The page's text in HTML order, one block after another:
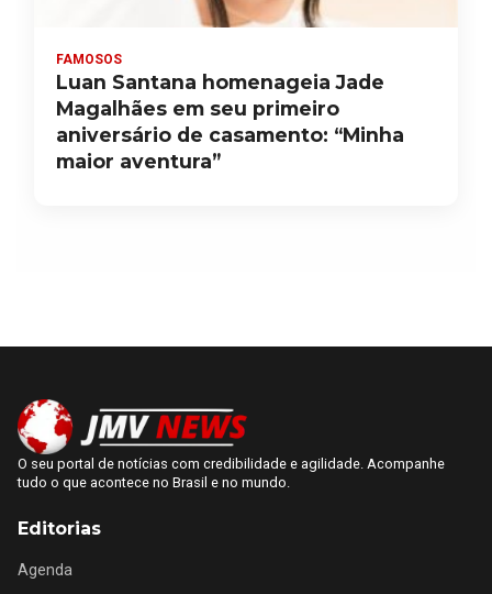
FAMOSOS
Luan Santana homenageia Jade
Magalhães em seu primeiro
aniversário de casamento: “Minha
maior aventura”
O seu portal de notícias com credibilidade e agilidade. Acompanhe
tudo o que acontece no Brasil e no mundo.
Editorias
Agenda